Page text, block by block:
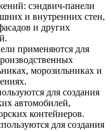
сэндвич-панели
и внутренних стен,
и других
применяются для
морозильниках и
для создания
автомобилей,
контейнеров.
для создания